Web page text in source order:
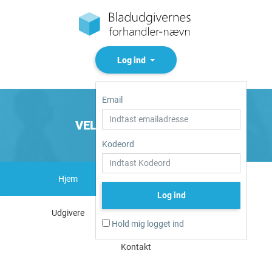
Log ind
Email
Kodeord
Log ind
Hold mig logget ind
VELKOMMEN TIL BFN
Hjem
Udgivere Links
Kontakt